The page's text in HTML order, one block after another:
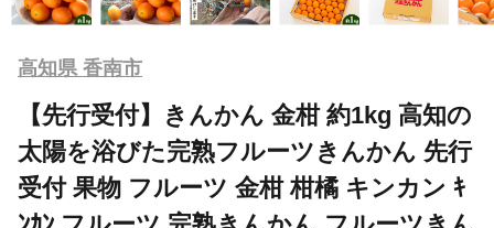
高知県 香南市
【先行受付】きんかん 金柑 約1kg 高知の
太陽を浴びた完熟フルーツきんかん 先行
受付 果物 フルーツ 金柑 柑橘 キンカン ｷ